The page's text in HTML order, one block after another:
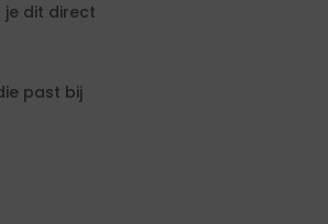
je dit direct
past bij